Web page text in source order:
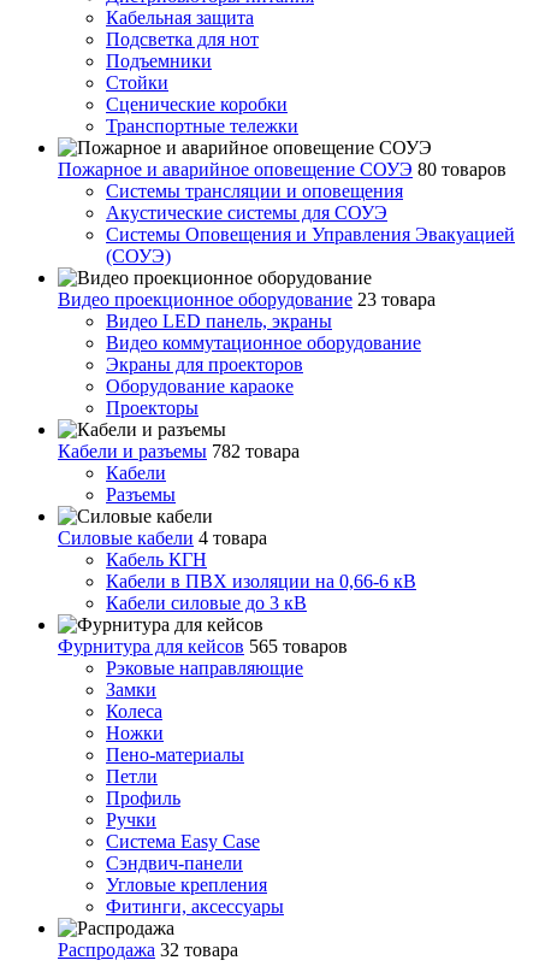
Кабельная защита
Подсветка для нот
Подъемники
Стойки
Сценические коробки
Транспортные тележки
Пожарное и аварийное оповещение СОУЭ 80 товаров
Cистемы трансляции и оповещения
Акустические системы для СОУЭ
Системы Оповещения и Управления Эвакуацией
(СОУЭ)
Видео проекционное оборудование 23 товара
Видео LED панель, экраны
Видео коммутационное оборудование
Экраны для проекторов
Оборудование караоке
Проекторы
Кабели и разъемы 782 товара
Кабели
Разъемы
Силовые кабели 4 товара
Кабель КГН
Кабели в ПВХ изоляции на 0,66-6 кВ
Кабели силовые до 3 кВ
Фурнитура для кейсов 565 товаров
Рэковые направляющие
Замки
Колеса
Ножки
Пено-материалы
Петли
Профиль
Ручки
Система Easy Case
Сэндвич-панели
Угловые крепления
Фитинги, аксессуары
Распродажа 32 товара